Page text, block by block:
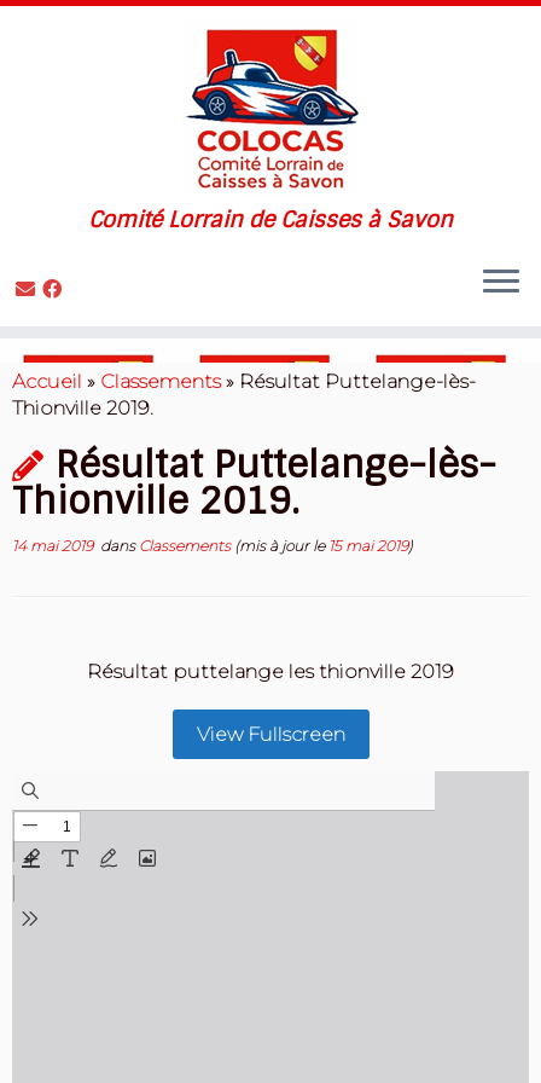
Skip
to
content
Comité Lorrain de Caisses à Savon
Accueil » Classements » Résultat Puttelange-lès-
Thionville 2019.
Résultat Puttelange-lès-
Thionville 2019.
14 mai 2019dans Classements (mis à jour le 15 mai 2019)
Résultat puttelange les thionville 2019
View Fullscreen